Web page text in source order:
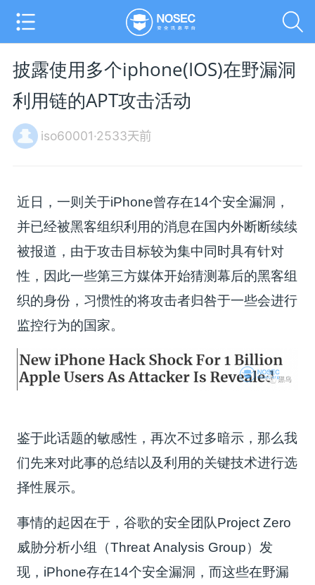
披露使用多个iphone(IOS)在野漏洞
利用链的APT攻击活动
iso60001·2533天前
近日，一则关于iPhone曾存在14个安全漏洞，
并已经被黑客组织利用的消息在国内外断断续续
被报道，由于攻击目标较为集中同时具有针对
性，因此一些第三方媒体开始猜测幕后的黑客组
织的身份，习惯性的将攻击者归咎于一些会进行
监控行为的国家。
鉴于此话题的敏感性，再次不过多暗示，那么我
们先来对此事的总结以及利用的关键技术进行选
择性展示。
事情的起因在于，谷歌的安全团队Project Zero
威胁分析小组（Threat Analysis Group）发
现，iPhone存在14个安全漏洞，而这些在野漏